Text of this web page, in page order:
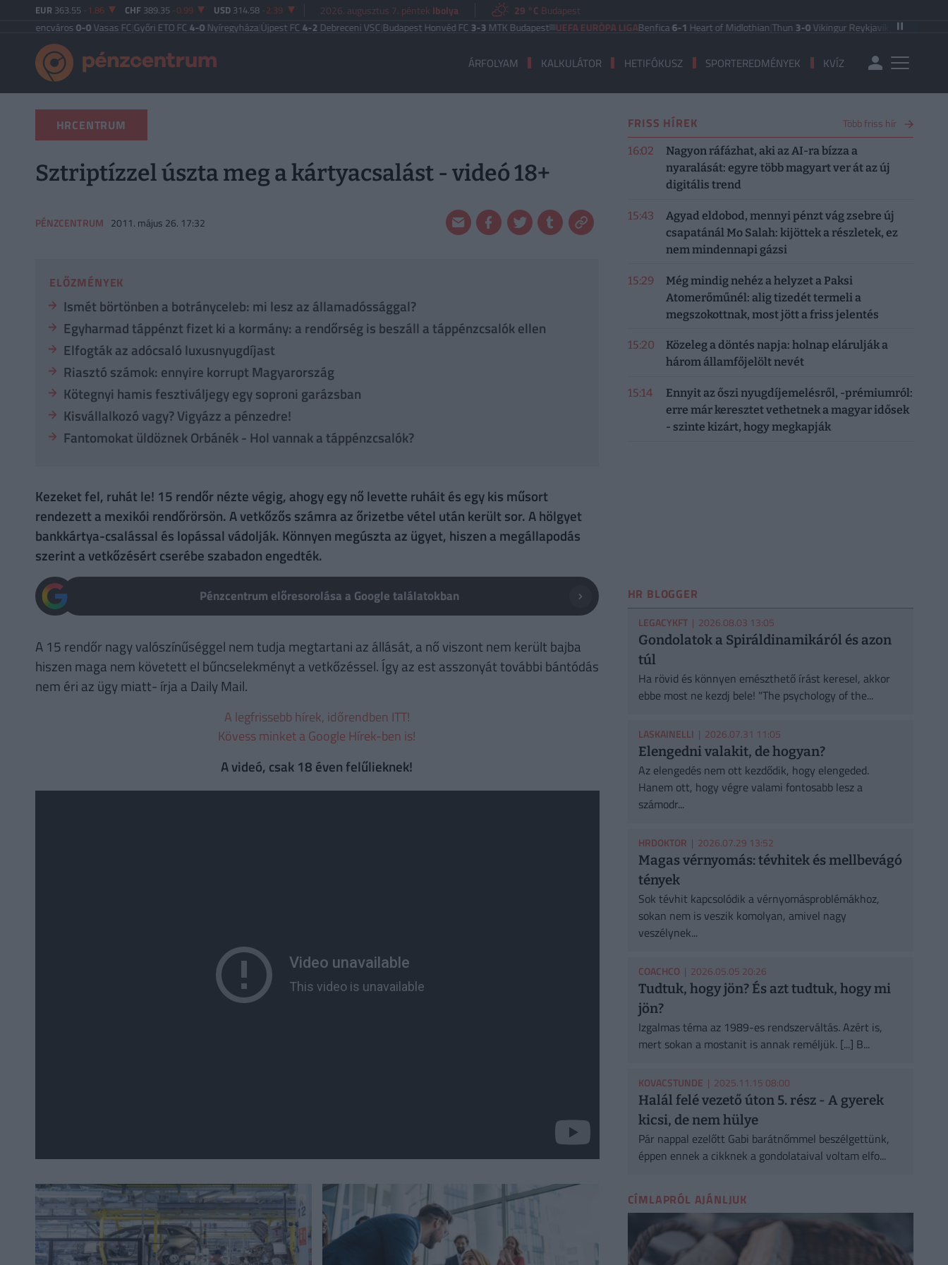
EUR 363.55 -1.86 CHF 389.35 -0.99 USD 314.58 -2.39 2026. augusztus 7. péntek Ibolya 29 °C Budapest
0-0Vasas FC|Győri ETO FC4-0Nyíregyháza|Újpest FC4-2Debreceni VSC|Budapest Honvéd FC3-3MTK Budapest UEFA EURÓPA LIGABenfica6-1Heart of Midlothian|Thun3-0Vikingur Reykjavik|PAOK Saloniki
ÁRFOLYAM KALKULÁTOR HETIFÓKUSZ SPORTEREDMÉNYEK KVÍZ
HRCENTRUM
Sztriptízzel úszta meg a kártyacsalást - videó 18+
PÉNZCENTRUM 2011. május 26. 17:32
ELŐZMÉNYEK
Ismét börtönben a botrányceleb: mi lesz az államadóssággal?
Egyharmad táppénzt fizet ki a kormány: a rendőrség is beszáll a táppénzcsalók ellen
Elfogták az adócsaló luxusnyugdíjast
Riasztó számok: ennyire korrupt Magyarország
Kötegnyi hamis fesztiváljegy egy soproni garázsban
Kisvállalkozó vagy? Vigyázz a pénzedre!
Fantomokat üldöznek Orbánék - Hol vannak a táppénzcsalók?
Kezeket fel, ruhát le! 15 rendőr nézte végig, ahogy egy nő levette ruháit és egy kis műsort
rendezett a mexikói rendőrörsön. A vetkőzős számra az őrizetbe vétel után került sor. A hölgyet
bankkártya-csalással és lopással vádolják. Könnyen megúszta az ügyet, hiszen a megállapodás
szerint a vetkőzésért cserébe szabadon engedték.
Pénzcentrum előresorolása a Google találatokban
A 15 rendőr nagy valószínűséggel nem tudja megtartani az állását, a nő viszont nem került bajba
hiszen maga nem követett el bűncselekményt a vetkőzéssel. Így az est asszonyát további bántódás
nem éri az ügy miatt- írja a Daily Mail.
A legfrissebb hírek, időrendben ITT!
Kövess minket a Google Hírek-ben is!
A videó, csak 18 éven felűlieknek!
FRISS HÍREK Több friss hír
16:02
Nagyon ráfázhat, aki az AI-ra bízza a
nyaralását: egyre több magyart ver át az új
digitális trend
15:43
Agyad eldobod, mennyi pénzt vág zsebre új
csapatánál Mo Salah: kijöttek a részletek, ez
nem mindennapi gázsi
15:29
Még mindig nehéz a helyzet a Paksi
Atomerőműnél: alig tizedét termeli a
megszokottnak, most jött a friss jelentés
15:20
Közeleg a döntés napja: holnap elárulják a
három államfőjelölt nevét
15:14
Ennyit az őszi nyugdíjemelésről, -prémiumról:
erre már keresztet vethetnek a magyar idősek
- szinte kizárt, hogy megkapják
HR BLOGGER
LEGACYKFT| 2026.08.03 13:05
Gondolatok a Spiráldinamikáról és azon
túl
Ha rövid és könnyen emészthető írást keresel, akkor
ebbe most ne kezdj bele! "The psychology of the...
LASKAINELLI | 2026.07.31 11:05
Elengedni valakit, de hogyan?
Az elengedés nem ott kezdődik, hogy elengeded.
Hanem ott, hogy végre valami fontosabb lesz a
számodr...
HRDOKTOR | 2026.07.29 13:52
Magas vérnyomás: tévhitek és mellbevágó
tények
Sok tévhit kapcsolódik a vérnyomásproblémákhoz,
sokan nem is veszik komolyan, amivel nagy
veszélynek...
COACHCO | 2026.05.05 20:26
Tudtuk, hogy jön? És azt tudtuk, hogy mi
jön?
Izgalmas téma az 1989-es rendszerváltás. Azért is,
mert sokan a mostanit is annak reméljük. [...] B...
KOVACSTUNDE | 2025.11.15 08:00
Halál felé vezető úton 5. rész - A gyerek
kicsi, de nem hülye
Pár nappal ezelőtt Gabi barátnőmmel beszélgettünk,
éppen ennek a cikknek a gondolataival voltam elfo...
CÍMLAPRÓL AJÁNLJUK